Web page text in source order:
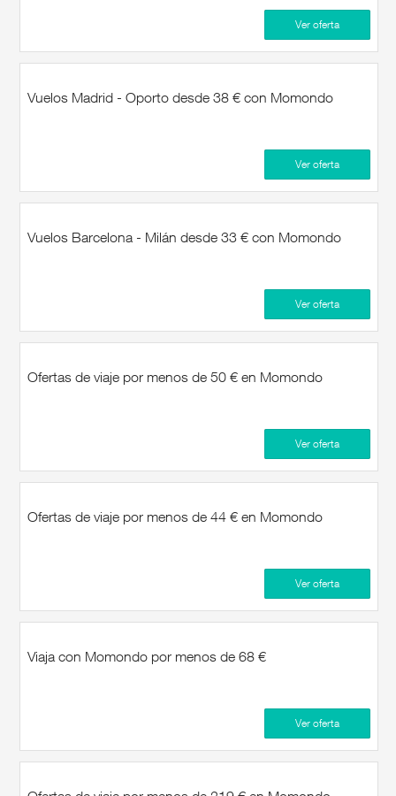
Ver oferta
Vuelos Madrid - Oporto desde 38 € con Momondo
Ver oferta
Vuelos Barcelona - Milán desde 33 € con Momondo
Ver oferta
Ofertas de viaje por menos de 50 € en Momondo
Ver oferta
Ofertas de viaje por menos de 44 € en Momondo
Ver oferta
Viaja con Momondo por menos de 68 €
Ver oferta